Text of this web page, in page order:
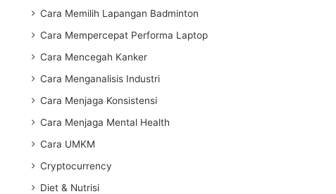
Cara Memilih Lapangan Badminton
Cara Mempercepat Performa Laptop
Cara Mencegah Kanker
Cara Menganalisis Industri
Cara Menjaga Konsistensi
Cara Menjaga Mental Health
Cara UMKM
Cryptocurrency
Diet & Nutrisi